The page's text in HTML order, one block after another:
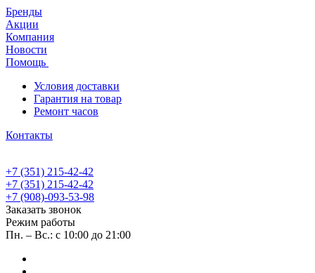
Бренды
Акции
Компания
Новости
Помощь
Условия доставки
Гарантия на товар
Ремонт часов
Контакты
+7 (351) 215-42-42
+7 (351) 215-42-42
+7 (908)-093-53-98
Заказать звонок
Режим работы
Пн. – Вс.: с 10:00 до 21:00